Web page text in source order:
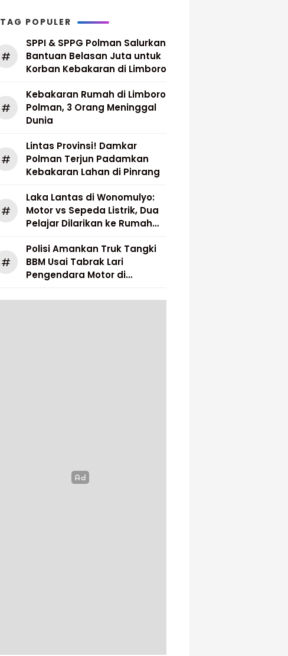
TAG POPULER
#
SPPI & SPPG Polman Salurkan
Bantuan Belasan Juta untuk
Korban Kebakaran di Limboro
#
Kebakaran Rumah di Limboro
Polman, 3 Orang Meninggal
Dunia
#
Lintas Provinsi! Damkar
Polman Terjun Padamkan
Kebakaran Lahan di Pinrang
#
Laka Lantas di Wonomulyo:
Motor vs Sepeda Listrik, Dua
Pelajar Dilarikan ke Rumah
#
Polisi Amankan Truk Tangki
BBM Usai Tabrak Lari
Pengendara Motor di